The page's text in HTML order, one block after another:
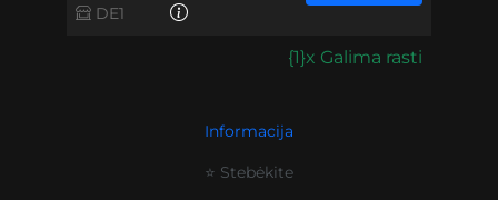
DE1
{1}x Galima rasti
Informacija
⭐ Stebėkite